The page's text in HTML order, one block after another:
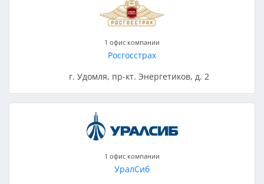
1 офис компании
Росгосстрах
г. Удомля, пр-кт. Энергетиков, д. 2
1 офис компании
УралСиб